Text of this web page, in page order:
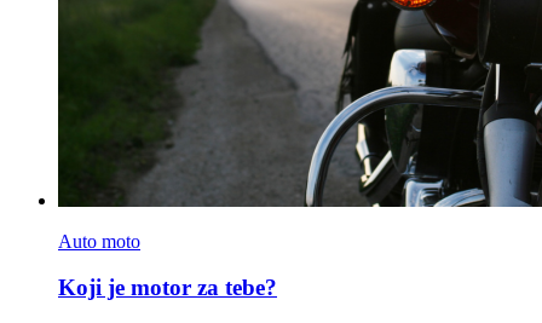
Auto moto
Koji je motor za tebe?